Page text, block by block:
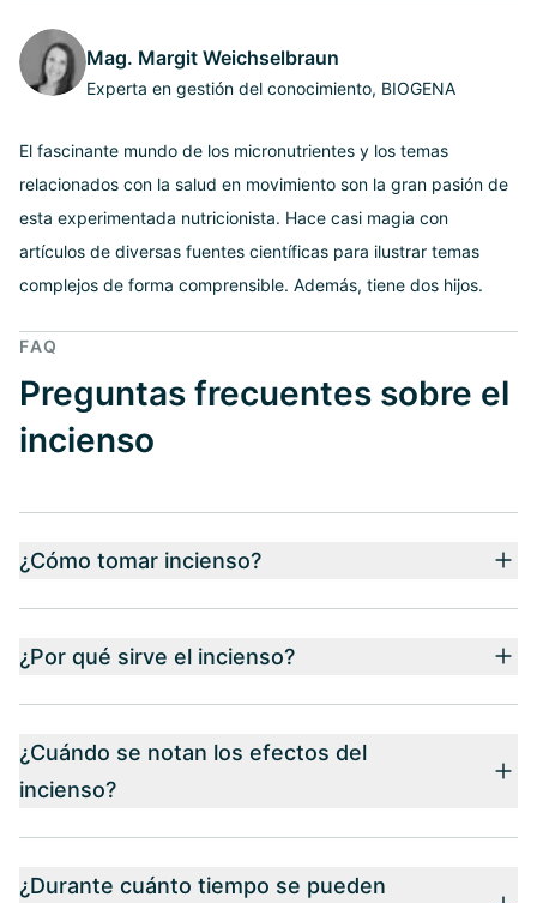
Mag. Margit Weichselbraun
Experta en gestión del conocimiento, BIOGENA
El fascinante mundo de los micronutrientes y los temas
relacionados con la salud en movimiento son la gran pasión de
esta experimentada nutricionista. Hace casi magia con
artículos de diversas fuentes científicas para ilustrar temas
complejos de forma comprensible. Además, tiene dos hijos.
FAQ
Preguntas frecuentes sobre el
incienso
¿Cómo tomar incienso?
¿Por qué sirve el incienso?
¿Cuándo se notan los efectos del
incienso?
¿Durante cuánto tiempo se pueden